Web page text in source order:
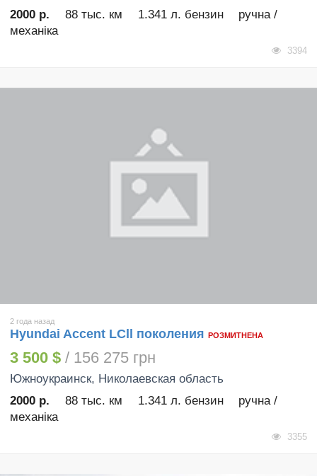
2000 р. 88 тыс. км 1.341 л. бензин
ручна /
механіка
3394
2 года назад
Hyundai Accent LСll поколения РОЗМИТНЕНА
3 500 $ / 156 275 грн
Южноукраинск, Николаевская область
2000 р.
88 тыс. км 1.341 л. бензин
ручна /
механіка
3355